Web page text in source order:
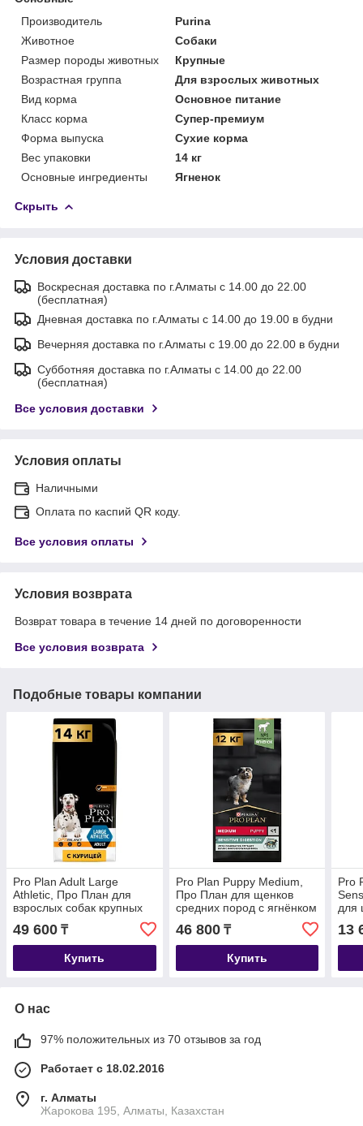
Производитель
Purina
Животное
Собаки
Размер породы животных
Крупные
Возрастная группа
Для взрослых животных
Вид корма
Основное питание
Класс корма
Супер-премиум
Форма выпуска
Сухие корма
Вес упаковки
14 кг
Основные ингредиенты
Ягненок
Скрыть
Условия доставки
Воскресная доставка по г.Алматы с 14.00 до 22.00
(бесплатная)
Дневная доставка по г.Алматы с 14.00 до 19.00 в будни
Вечерняя доставка по г.Алматы с 19.00 до 22.00 в будни
Субботняя доставка по г.Алматы с 14.00 до 22.00
(бесплатная)
Все условия доставки
Условия оплаты
Наличными
Оплата по каспий QR коду.
Все условия оплаты
Условия возврата
Возврат товара в течение 14 дней по договоренности
Все условия возврата
Подобные товары компании
Pro Plan Adult Large
Athletic, Про План для
взрослых собак крупных
пород с курицей и рисом,
уп. 14кг.
49 600 ₸
Купить
Pro Plan Puppy Medium,
Про План для щенков
средних пород с ягнёнком
и рисом, уп. 12кг.
46 800₸
Купить
Pro
для
13
О нас
97% положительных из 70 отзывов за год
Работает с 18.02.2016
г. Алматы
Жарокова 195, Алматы, Казахстан